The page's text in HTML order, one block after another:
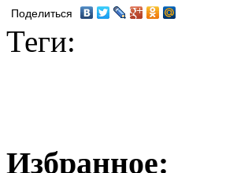
Поделиться
Теги:
Избранное: